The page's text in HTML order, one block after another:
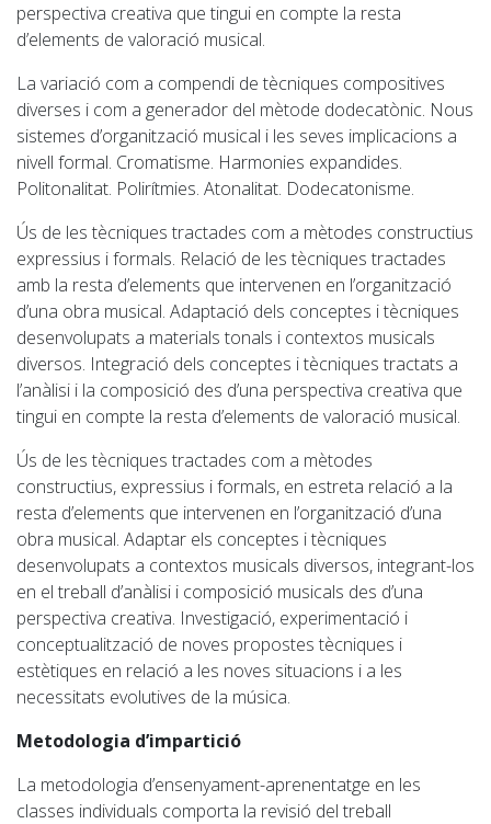
perspectiva creativa que tingui en compte la resta
d’elements de valoració musical.
La variació com a compendi de tècniques compositives
diverses i com a generador del mètode dodecatònic. Nous
sistemes d’organització musical i les seves implicacions a
nivell formal. Cromatisme. Harmonies expandides.
Politonalitat. Polirítmies. Atonalitat. Dodecatonisme.
Ús de les tècniques tractades com a mètodes constructius
expressius i formals. Relació de les tècniques tractades
amb la resta d’elements que intervenen en l’organització
d’una obra musical. Adaptació dels conceptes i tècniques
desenvolupats a materials tonals i contextos musicals
diversos. Integració dels conceptes i tècniques tractats a
l’anàlisi i la composició des d’una perspectiva creativa que
tingui en compte la resta d’elements de valoració musical.
Ús de les tècniques tractades com a mètodes
constructius, expressius i formals, en estreta relació a la
resta d’elements que intervenen en l’organització d’una
obra musical. Adaptar els conceptes i tècniques
desenvolupats a contextos musicals diversos, integrant-los
en el treball d’anàlisi i composició musicals des d’una
perspectiva creativa. Investigació, experimentació i
conceptualització de noves propostes tècniques i
estètiques en relació a les noves situacions i a les
necessitats evolutives de la música.
Metodologia d’impartició
La metodologia d’ensenyament-aprenentatge en les
classes individuals comporta la revisió del treball